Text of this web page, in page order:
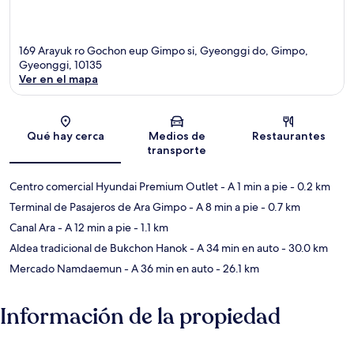
169 Arayuk ro Gochon eup Gimpo si, Gyeonggi do, Gimpo,
Gyeonggi, 10135
Ver en el mapa
Qué hay cerca
Medios de
transporte
Restaurantes
Centro comercial Hyundai Premium Outlet- A 1 min a pie- 0.2 km
Terminal de Pasajeros de Ara Gimpo- A 8 min a pie- 0.7 km
Canal Ara- A 12 min a pie- 1.1 km
Aldea tradicional de Bukchon Hanok- A 34 min en auto- 30.0 km
Mercado Namdaemun- A 36 min en auto- 26.1 km
Información de la propiedad